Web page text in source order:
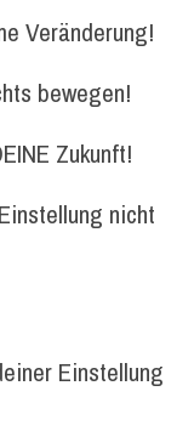
Veränderung!
bewegen!
Zukunft!
nicht
Einstellung